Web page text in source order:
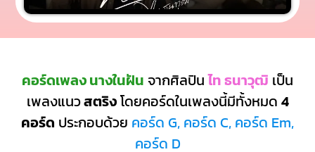
คอร์ดเพลง นางในฝัน จากศิลปินไท ธนาวุฒิ เป็น
เพลงแนวสตริงโดยคอร์ดในเพลงนี้มีทั้งหมด 4
คอร์ด ประกอบด้วย คอร์ด G, คอร์ด C, คอร์ด Em,
คอร์ด D